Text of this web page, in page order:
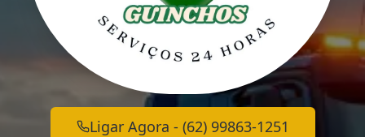
Ligar Agora - (62) 99863-1251